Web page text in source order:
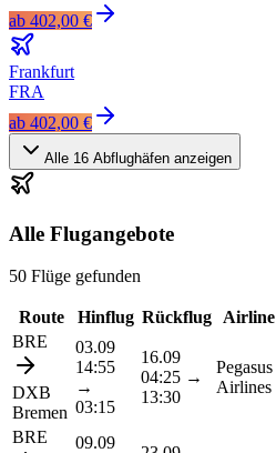
ab 402,00 €
Frankfurt
FRA
ab 402,00 €
Alle 16 Abflughäfen anzeigen
Alle Flugangebote
50 Flüge gefunden
Route Hinflug Rückflug Airline
BRE
DXB
Bremen
03.09
14:55
→
03:15
16.09
04:25 →
13:30
Pegasus
Airlines
BRE 09.09